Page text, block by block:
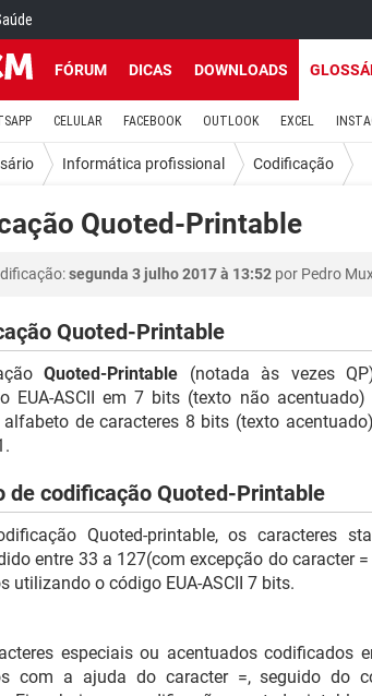
FÓRUM DICAS DOWNLOADS
CELULAR FACEBOOK OUTLOOK EXCEL
Informática profissional Codificação
Quoted-Printable
segunda 3 julho 2017 à 13:52 por Pedro
Quoted-Printable
Quoted-Printable (notada às vezes
EUA-ASCII em 7 bits (texto não
de caracteres 8 bits (texto
de codificação Quoted-Printable
Quoted-printable, os caracteres
entre 33 a 127(com excepção do caracter
utilizando o código EUA-ASCII 7 bits.
especiais ou acentuados codificados
com a ajuda do caracter =, seguido do